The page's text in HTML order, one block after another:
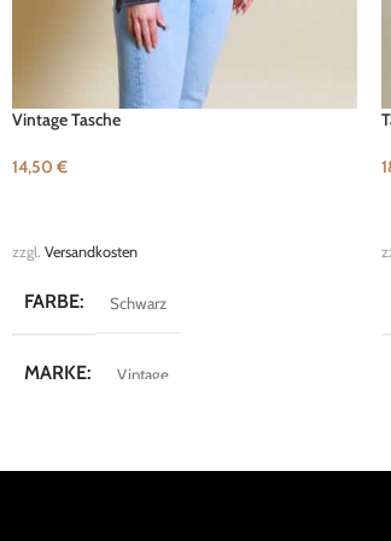
Vintage Tasche
14,50 €
zzgl. Versandkosten
FARBE Schwarz
MARKE Vintage